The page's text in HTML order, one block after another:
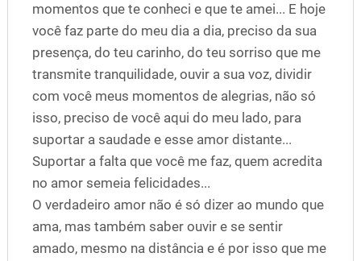
momentos que te conheci e que te amei... E hoje
você faz parte do meu dia a dia, preciso da sua
presença, do teu carinho, do teu sorriso que me
transmite tranquilidade, ouvir a sua voz, dividir
com você meus momentos de alegrias, não só
isso, preciso de você aqui do meu lado, para
suportar a saudade e esse amor distante...
Suportar a falta que você me faz, quem acredita
no amor semeia felicidades...
O verdadeiro amor não é só dizer ao mundo que
ama, mas também saber ouvir e se sentir
amado, mesmo na distância e é por isso que me